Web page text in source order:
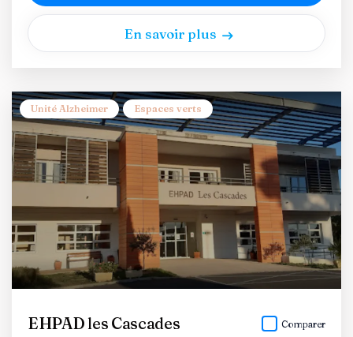
En savoir plus
Unité Alzheimer Espaces verts
EHPAD les Cascades Comparer